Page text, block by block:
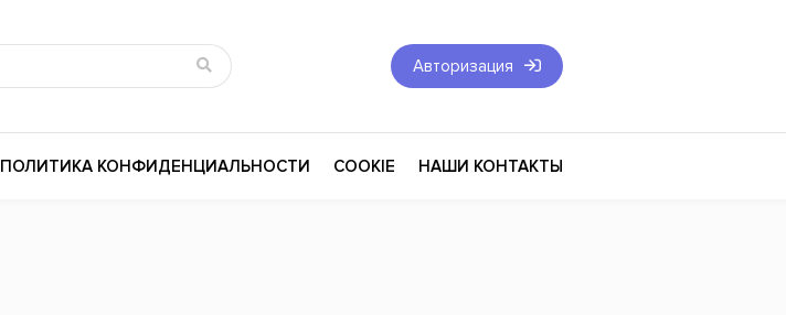
Авторизация
ПОЛИТИКА КОНФИДЕНЦИАЛЬНОСТИ COOKIE НАШИ КОНТАКТЫ